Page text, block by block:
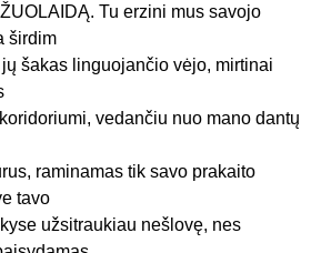
Tu erzini mus savojo
širdim
šakas linguojančio vėjo, mirtinai
vedančiu nuo mano dantų
raminamas tik savo prakaito
tavo
užsitraukiau nešlovę, nes